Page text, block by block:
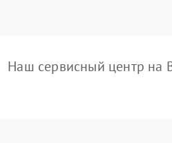
Наш сервисный центр на